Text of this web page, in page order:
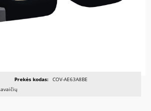
Prekės kodas: COV-AE63A8BE